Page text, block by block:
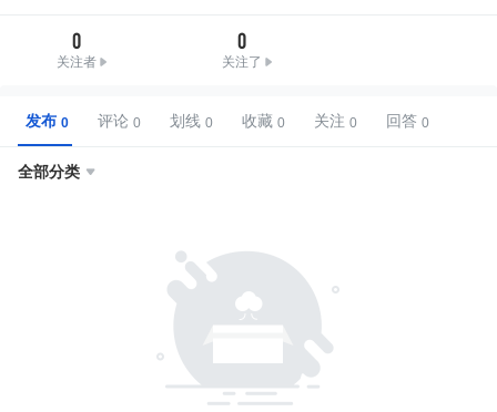
0
关注者
0
关注了
发布 评论 划线 收藏 关注 回答
全部分类 